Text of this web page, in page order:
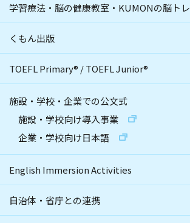
学習療法・脳の健康教室・KUMONの脳トレ
くもん出版
TOEFL Primary® /TOEFL Junior®
施設・学校・企業での公文式
施設・学校向け導入事業
企業・学校向け日本語
English Immersion Activities
自治体・省庁との連携